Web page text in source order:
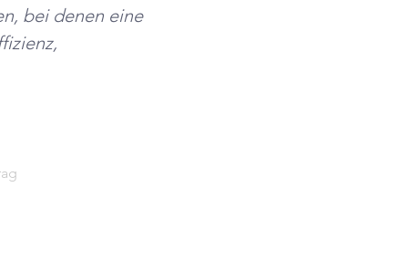
bei denen eine